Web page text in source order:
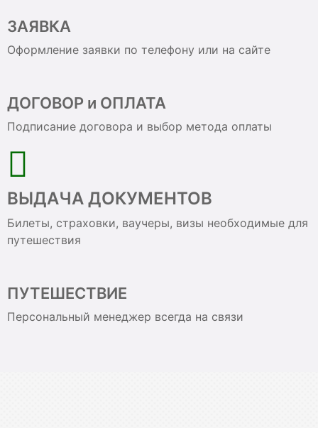
ЗАЯВКА
Оформление заявки по телефону или на сайте
ДОГОВОР и ОПЛАТА
Подписание договора и выбор метода оплаты
ВЫДАЧА ДОКУМЕНТОВ
Билеты, страховки, ваучеры, визы необходимые для
путешествия
ПУТЕШЕСТВИЕ
Персональный менеджер всегда на связи